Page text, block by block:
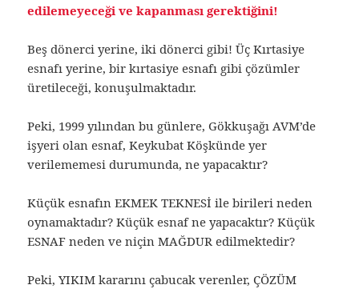
edilemeyeceği ve kapanması gerektiğini!
Beş dönerci yerine, iki dönerci gibi! Üç Kırtasiye
esnafı yerine, bir kırtasiye esnafı gibi çözümler
üretileceği, konuşulmaktadır.
Peki, 1999 yılından bu günlere, Gökkuşağı AVM’de
işyeri olan esnaf, Keykubat Köşkünde yer
verilememesi durumunda, ne yapacaktır?
Küçük esnafın EKMEK TEKNESİ ile birileri neden
oynamaktadır? Küçük esnaf ne yapacaktır? Küçük
ESNAF neden ve niçin MAĞDUR edilmektedir?
Peki, YIKIM kararını çabucak verenler, ÇÖZÜM